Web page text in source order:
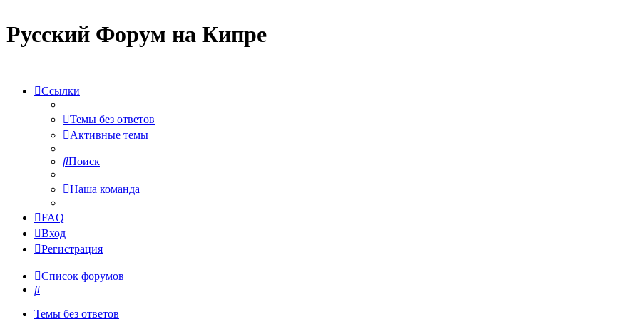
Русский Форум на Кипре
Ссылки
Темы без ответов
Активные темы
Поиск
Наша команда
FAQ
Вход
Регистрация
Список форумов
Поиск
Темы без ответов